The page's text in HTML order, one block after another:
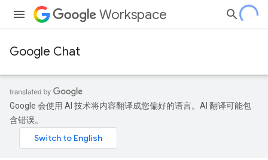
Workspace
Google Chat
Google 会使用 AI 技术将内容翻译成您偏好的语言。AI 翻译可能包
含错误。